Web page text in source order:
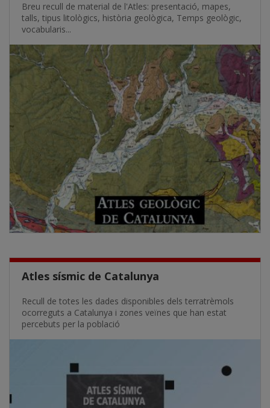
Breu recull de material de l'Atles: presentació, mapes,
talls, tipus litològics, història geològica, Temps geològic,
vocabularis...
Atles sísmic de Catalunya
Recull de totes les dades disponibles dels terratrèmols
ocorreguts a Catalunya i zones veïnes que han estat
percebuts per la població